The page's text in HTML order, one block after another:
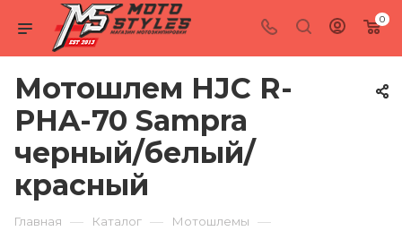
0
Мотошлем HJC R-
PHA-70 Sampra
черный/белый/
красный
Главная — Каталог — Мотошлемы —